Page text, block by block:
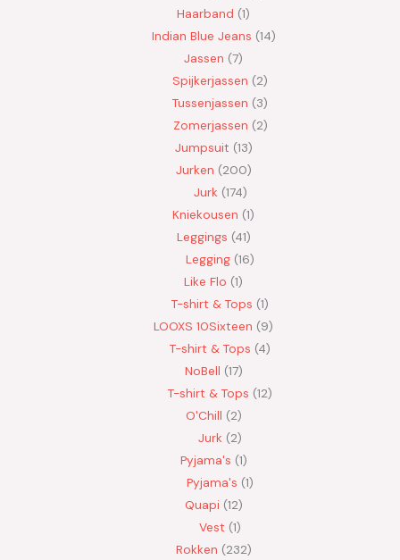
Haarband 1
Indian Blue Jeans 14
Jassen 7
Spijkerjassen
2
Tussenjassen
3
Zomerjassen 2
Jumpsuit 13
Jurken 200
Jurk 174
Kniekousen 1
Leggings 41
Legging 16
Like Flo 1
T-shirt & Tops 1
LOOXS 10Sixteen
9
T-shirt & Tops 4
NoBell 17
T-shirt & Tops 12
O'Chill 2
Jurk 2
Pyjama's 1
Pyjama's 1
Quapi 12
Vest 1
Rokken 232